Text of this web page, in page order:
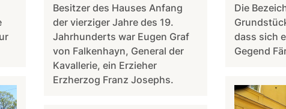
Besitzer des Hauses Anfang
der vierziger Jahre des 19.
Jahrhunderts war Eugen Graf
von Falkenhayn, General der
Kavallerie, ein Erzieher
Erzherzog Franz Josephs.
Die
dass sich
Gegend